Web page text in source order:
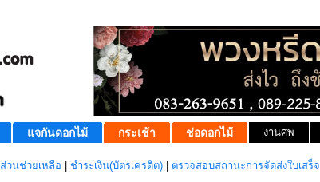
แจกันดอกไม้ กระเช้า ช่อดอกไม้ งานศพ
ส่วนช่วยเหลือ ชำระเงิน(บัตรเครดิต) ตรวจสอบสถานะการจัดส่งใบเสร็จ